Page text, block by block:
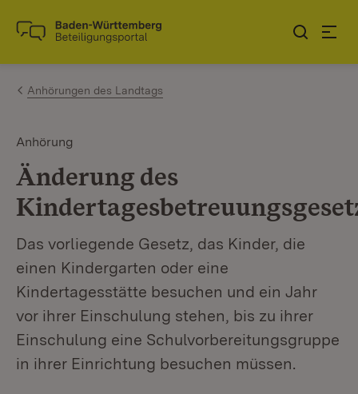
Zum Inhalt springen
Link zur Startseite
Anhörungen des Landtags
Anhörung
Änderung des
Das vorliegende Gesetz, das Kinder, die
einen Kindergarten oder eine
Kindertagesstätte besuchen und ein Jahr
vor ihrer Einschulung stehen, bis zu ihrer
Einschulung eine Schulvorbereitungsgruppe
in ihrer Einrichtung besuchen müssen.